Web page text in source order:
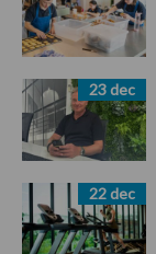
23 dec
22 dec